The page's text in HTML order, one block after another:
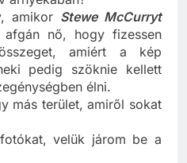
árnyékában?
amikorStewe McCurryt
nő, hogy fizessen
amiért a kép
pedig szöknie kellett
élni.
más terület, amiről sokat
velük járom be a